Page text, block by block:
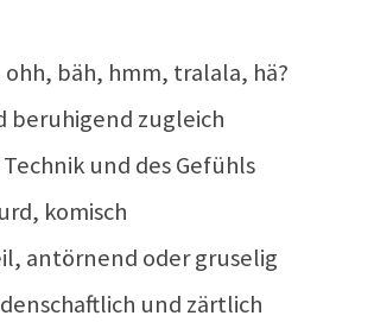
ohh, bäh, hmm, tralala, hä?
beruhigend zugleich
und des Gefühls
komisch
antörnend oder gruselig
und zärtlich